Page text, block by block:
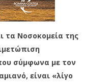
τα Νοσοκομεία της
σύμφωνα με τον
είναι «λίγο